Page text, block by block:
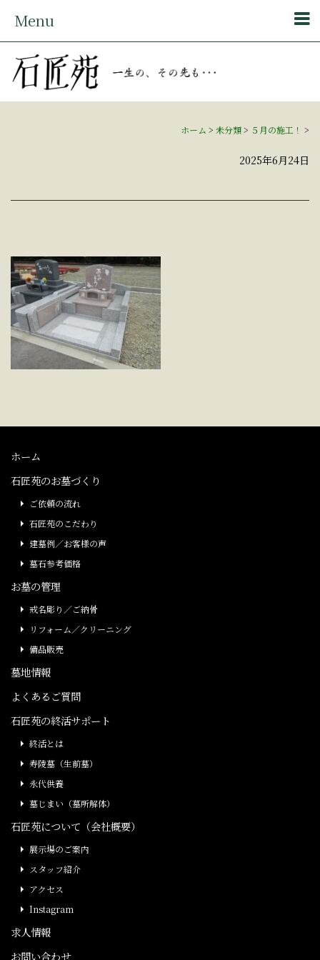
Menu
ホーム > 未分類> ５月の施工！ >
2025年6月24日
ホーム
石匠苑のお墓づくり
ご依頼の流れ
石匠苑のこだわり
建墓例／お客様の声
墓石参考価格
お墓の管理
戒名彫り／ご納骨
リフォーム／クリーニング
備品販売
墓地情報
よくあるご質問
石匠苑の終活サポート
終活とは
寿陵墓（生前墓）
永代供養
墓じまい（墓所解体）
石匠苑について（会社概要）
展示場のご案内
スタッフ紹介
アクセス
Instagram
求人情報
お問い合わせ